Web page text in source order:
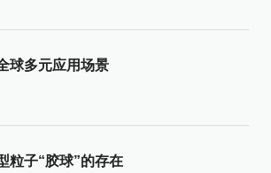
球多元应用场景
粒子“胶球”的存在